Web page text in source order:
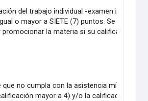
del trabajo individual -examen
o mayor a SIETE (7) puntos. Se puede
promocionar la materia si su calificación es
que no cumpla con la asistencia mínima
mayor a 4) y/o la calificación en el